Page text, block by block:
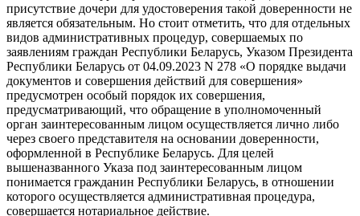
присутствие дочери для удостоверения такой доверенности не
является обязательным. Но стоит отметить, что для отдельных
видов административных процедур, совершаемых по
заявлениям граждан Республики Беларусь, Указом Президента
Республики Беларусь от 04.09.2023 N 278 «О порядке выдачи
документов и совершения действий для совершения»
предусмотрен особый порядок их совершения,
предусматривающий, что обращение в уполномоченный
орган заинтересованным лицом осуществляется лично либо
через своего представителя на основании доверенности,
оформленной в Республике Беларусь. Для целей
вышеназванного Указа под заинтересованным лицом
понимается гражданин Республики Беларусь, в отношении
которого осуществляется административная процедура,
совершается нотариальное действие.